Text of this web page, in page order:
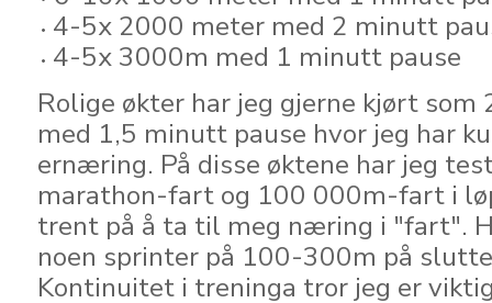
4-5x 2000 meter med 2 minutt
4-5x 3000m med 1 minutt pause
Rolige økter har jeg gjerne kjørt
med 1,5 minutt pause hvor jeg har
ernæring. På disse øktene har jeg
marathon-fart og 100 000m-fart i
trent på å ta til meg næring i "fart".
noen sprinter på 100-300m på
Kontinuitet i treninga tror jeg er